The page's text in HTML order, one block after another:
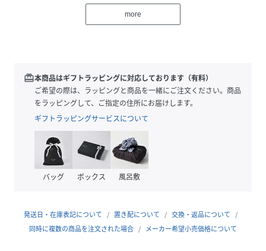
の日の気分によって表情を変えて着用いただける一着です。
裾に向かって広がるデザインなので、すっきり見えしリラッ
手洗い可能でご自宅でのイージーケアができるのも嬉しいポ
イントです！
＊＊＊＊＊＊＊＊＊＊＊＊＊＊＊＊＊＊＊＊＊＊
透け感：なし
裏地：あり
伸縮性：なし
光沢感：なし
【スタッフ着用コメント】
《スタッフstaff.Y》
more
redeem本商品はギフトラッピングに対応しております（有料）
ご希望の際は、ラッピングと商品を一緒にご注文ください。商品
をラッピングして、ご指定の住所にお届けします。
ギフトラッピングサービスについて
バッグ ボックス 風呂敷
発送日・在庫表記について 置き配について
交換・返品について
同時に複数の商品を注文された場合
メーカー希望小売価格について